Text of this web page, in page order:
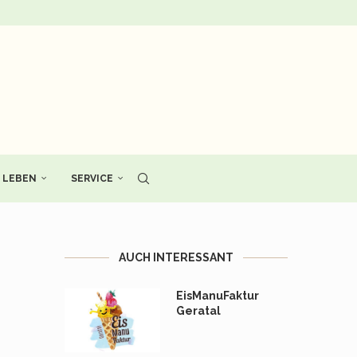
LEBEN SERVICE
AUCH INTERESSANT
EisManuFaktur
Geratal